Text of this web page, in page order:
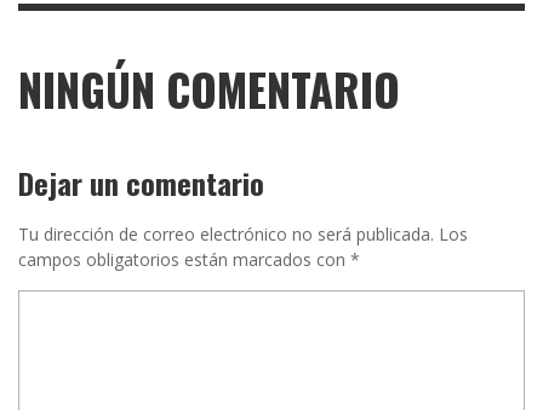
NINGÚN COMENTARIO
Dejar un comentario
Tu dirección de correo electrónico no será publicada. Los
campos obligatorios están marcados con *